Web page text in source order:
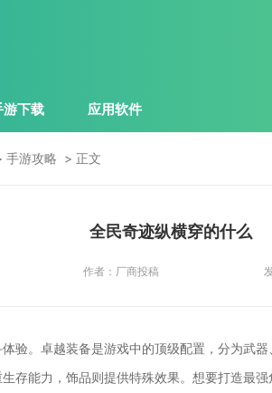
游下载 应用软件
手游攻略 正文
全民奇迹纵横穿的什么
作者： 厂商投稿
验。卓越装备是游戏中的顶级配置，分为武
存能力，饰品则提供特殊效果。想要打造最